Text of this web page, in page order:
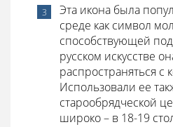
Эта икона была
среде как символ
способствующей
русском искусстве
распространяться с
Использовали ее
старообрядческой
широко – в 18-19